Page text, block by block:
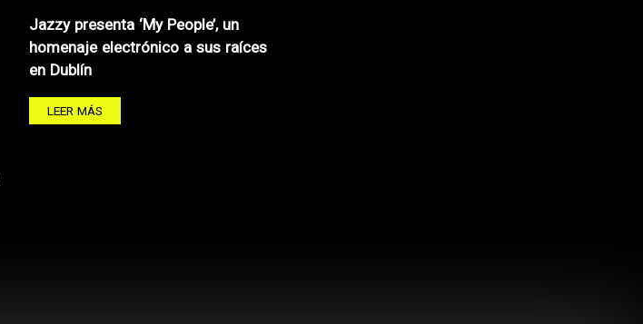
Jazzy presenta ‘My People’, un
homenaje electrónico a sus raíces
en Dublín
LEER MÁS